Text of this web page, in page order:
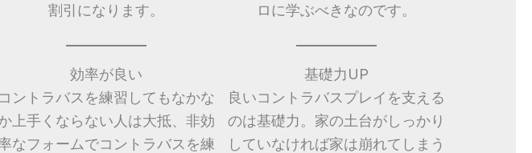
割引になります。
ロに学ぶべきなのです。
効率が良い
コントラバスを練習してもなかな
上手くならない人は大抵、非効
なフォームでコントラバスを練
基礎力UP
良いコントラバスプレイを支える
のは基礎力。家の土台がしっかり
していなければ家は崩れてしまう